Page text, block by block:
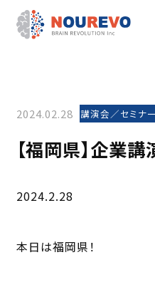
2024.02.28 講演会／セミナー
【福岡県】企業
2024.2.28
本日は福岡県！